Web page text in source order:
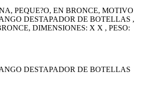
PEQUE?O, EN BRONCE, MOTIVO
DESTAPADOR DE BOTELLAS ,
DIMENSIONES: X X , PESO:
DESTAPADOR DE BOTELLAS